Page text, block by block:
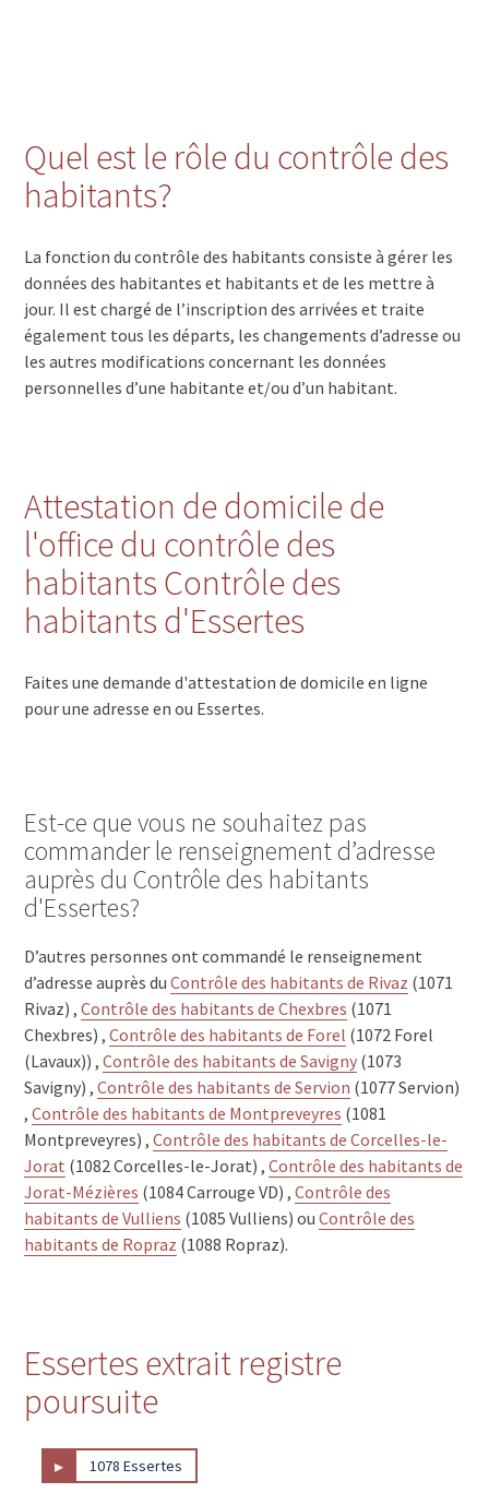
Quel est le rôle du contrôle des
habitants?
La fonction du contrôle des habitants consiste à gérer les
données des habitantes et habitants et de les mettre à
jour. Il est chargé de l’inscription des arrivées et traite
également tous les départs, les changements d’adresse ou
les autres modifications concernant les données
personnelles d’une habitante et/ou d’un habitant.
Attestation de domicile de
l'office du contrôle des
habitants Contrôle des
habitants d'Essertes
Faites une demande d'attestation de domicile en ligne
pour une adresse en ou Essertes.
Est-ce que vous ne souhaitez pas
commander le renseignement d’adresse
auprès du Contrôle des habitants
d'Essertes?
D’autres personnes ont commandé le renseignement
d’adresse auprès duContrôle des habitants de Rivaz (1071
Rivaz) ,Contrôle des habitants de Chexbres (1071
Chexbres) ,Contrôle des habitants de Forel (1072 Forel
(Lavaux)) ,Contrôle des habitants de Savigny (1073
Savigny) ,Contrôle des habitants de Servion (1077 Servion)
,Contrôle des habitants de Montpreveyres (1081
Montpreveyres) ,Contrôle des habitants de Corcelles-le-
Jorat (1082 Corcelles-le-Jorat) ,Contrôle des habitants de
Jorat-Mézières (1084 Carrouge VD) ,Contrôle des
habitants de Vulliens (1085 Vulliens) ouContrôle des
habitants de Ropraz (1088 Ropraz).
Essertes extrait registre
poursuite
▸ 1078 Essertes